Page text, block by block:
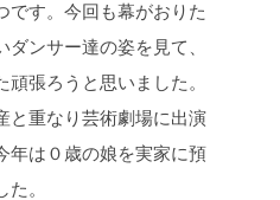
です。今回も幕がおりた
ンサー達の姿を見て、
張ろうと思いました。
と重なり芸術劇場に出演
年は０歳の娘を実家に預
。